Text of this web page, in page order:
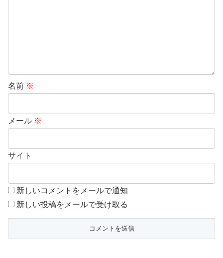
名前 ※
メール ※
サイト
新しいコメントをメールで通知
新しい投稿をメールで受け取る